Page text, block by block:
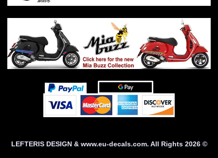
© 2026 LEFTERIS DESIGN & www.eu-decals.com. All Rights